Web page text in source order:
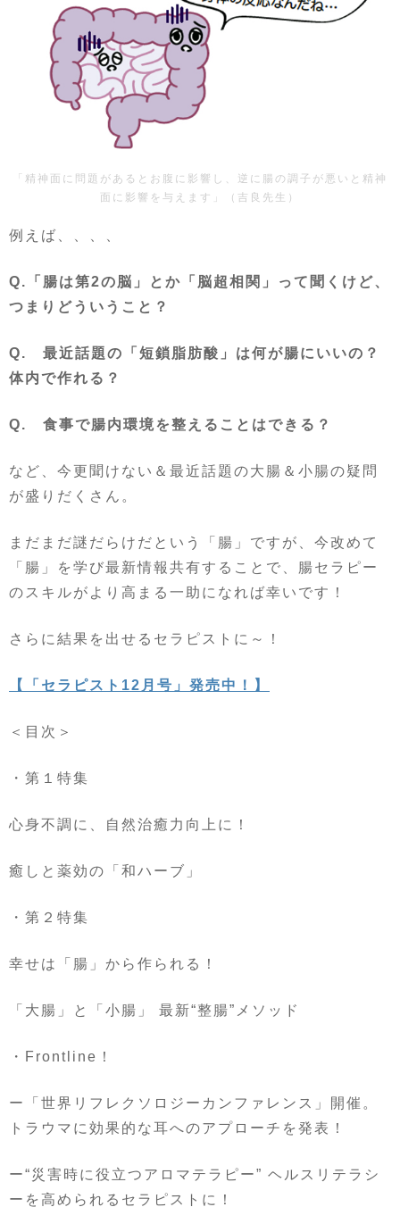
「精神面に問題があるとお腹に影響し、逆に腸の調子が悪いと精神
面に影響を与えます」（吉良先生）
例えば、、、、
Q.「腸は第2の脳」とか「脳超相関」って聞くけど、
つまりどういうこと？
Q. 最近話題の「短鎖脂肪酸」は何が腸にいいの？
体内で作れる？
Q. 食事で腸内環境を整えることはできる？
など、今更聞けない＆最近話題の大腸＆小腸の疑問
が盛りだくさん。
まだまだ謎だらけだという「腸」ですが、今改めて
「腸」を学び最新情報共有することで、腸セラピー
のスキルがより高まる一助になれば幸いです！
さらに結果を出せるセラピストに～！
【「セラピスト 12 月号」発売中！】
＜目次＞
・第１特集
心身不調に、自然治癒力向上に！
癒しと薬効の「和ハーブ」
・第２特集
幸せは「腸」から作られる！
「大腸」と「小腸」 最新“整腸” メソッド
・ Frontline ！
ー「世界リフレクソロジーカンファレンス」開催。
トラウマに効果的な耳へのアプローチを発表！
ー“災害時に役立つアロマテラピー” ヘルスリテラシ
ーを高められるセラピストに！